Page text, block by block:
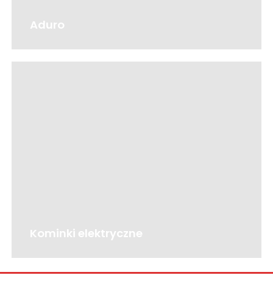
Aduro
Kominki elektryczne